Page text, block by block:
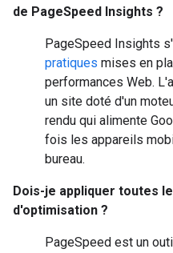
de PageSpeed Insights ?
PageSpeed Insights
pratiques mises en
performances Web.
un site doté d'un
rendu qui alimente
fois les appareils
bureau.
Dois-je appliquer toutes
d'optimisation ?
PageSpeed est un